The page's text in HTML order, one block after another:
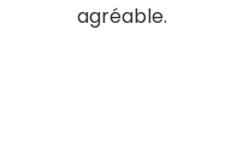
agréable.